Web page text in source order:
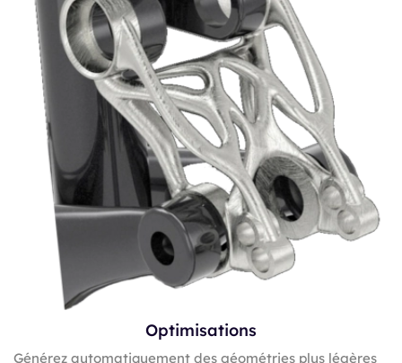
Optimisations
Générez automatiquement des géométries plus légères